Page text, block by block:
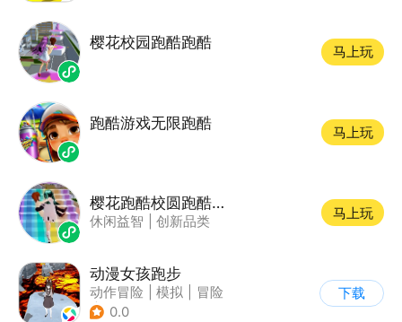
樱花校园跑酷跑酷
马上玩
跑酷游戏无限跑酷
马上玩
樱花跑酷校圆跑酷小游戏
休闲益智 创新品类
马上玩
动漫女孩跑步
动作冒险 模拟
冒险
| 二次元
0.0
下载